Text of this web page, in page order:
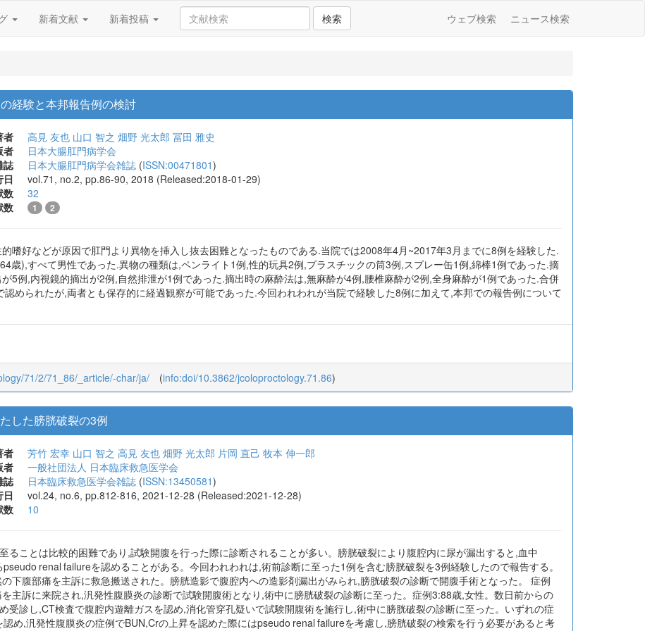
新着文献 新着投稿 検索 ウェブ検索 ニュース検索
経験と本邦報告例の検討
者 高見 友也 山口 智之 畑野 光太郎 冨田 雅史
者
日本大腸肛門病学会
誌
日本大腸肛門病学会雑誌 (ISSN:00471801)
vol.71, no.2, pp.86-90, 2018 (Released:2018-01-29)
数
32
数
1 2
嗜好などが原因で肛門より異物を挿入し抜去困難となったものである.当院では2008年4月~2017年3月までに8例を経験した.
歳),すべて男性であった.異物の種類は,ペンライト1例,性的玩具2例,プラスチックの筒3例,スプレー缶1例,綿棒1例であった.摘
5例,内視鏡的摘出が2例,自然排泄が1例であった.摘出時の麻酔法は,無麻酔が4例,腰椎麻酔が2例,全身麻酔が1例であった.合併
認められたが,両者とも保存的に経過観察が可能であった.今回われわれが当院で経験した8例に加えて,本邦での報告例について
71/2/71_86/_article/-char/ja/ (info:doi/10.3862/jcoloproctology.71.86)
した膀胱破裂の3例
者 芳竹 宏幸 山口 智之 高見 友也 畑野 光太郎 片岡 直己 牧本 伸一郎
者
一般社団法人 日本臨床救急医学会
誌
日本臨床救急医学会雑誌 (ISSN:13450581)
vol.24, no.6, pp.812-816, 2021-12-28 (Released:2021-12-28)
数
10
ることは比較的困難であり,試験開腹を行った際に診断されることが多い。膀胱破裂により腹腔内に尿が漏出すると,血中
renal failureを認めることがある。今回われわれは,術前診断に至った1例を含む膀胱破裂を3例経験したので報告する。
下腹部痛を主訴に救急搬送された。膀胱造影で腹腔内への造影剤漏出がみられ,膀胱破裂の診断で開腹手術となった。 症例
主訴に来院され,汎発性腹膜炎の診断で試験開腹術となり,術中に膀胱破裂の診断に至った。症例3:88歳,女性。数日前からの
受診し,CT検査で腹腔内遊離ガスを認め,消化管穿孔疑いで試験開腹術を施行し,術中に膀胱破裂の診断に至った。いずれの症
め,汎発性腹膜炎の症例でBUN,Crの上昇を認めた際にはpseudo renal failureを考慮し,膀胱破裂の検索を行う必要があると考